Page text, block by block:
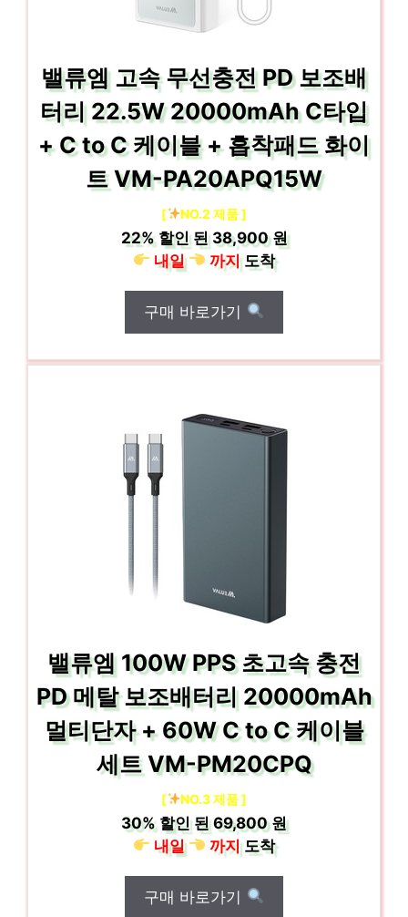
밸류엠 고속 무선충전 PD 보조배
터리 22.5W 20000mAh C타입
+ C to C 케이블 + 흡착패드 화이
트 VM-PA20APQ15W
[ NO.2 제품 ]
22%할인 된38,900 원
내일
까지도착
구매 바로가기
밸류엠 100W PPS 초고속 충전
PD 메탈 보조배터리 20000mAh
멀티단자 + 60W C to C 케이블
세트 VM-PM20CPQ
[ NO.3 제품 ]
30% 할인 된69,800 원
내일
까지도착
구매 바로가기